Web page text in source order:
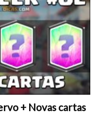
+ Novas cartas